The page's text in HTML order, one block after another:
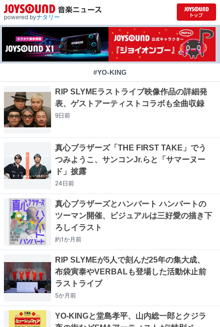
powered byナタリー
#YO-KING
RIP SLYMEラストライブ映像作品の詳細発
表、ゲストアーティストコラボも全曲収録
9日前
真心ブラザーズ「THE FIRST TAKE」でう
つみようこ、サンコンJr.らと「サマーヌー
ド」披露
24日前
真心ブラザーズとハンバート ハンバートの
ツーマン開催、ビジュアルは三好愛の描き下
ろしイラスト
約1か月前
RIP SLYMEが5人で刻んだ25年の集大成、
布袋寅泰やVERBALも登場した活動休止前
ラストライブ
5か月前
YO-KINGと堂島孝平、山内総一郎とクジラ